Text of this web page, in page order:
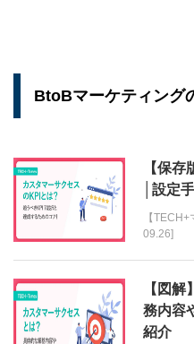
BtoBマーケティング
【保
│設定
【
09.26]
【図
務内容
紹介